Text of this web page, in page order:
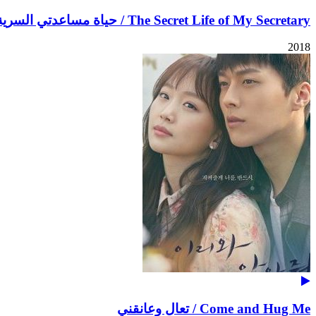
The Secret Life of My Secretary / حياة مساعدتي السرية
2018
Come and Hug Me / تعال وعانقني